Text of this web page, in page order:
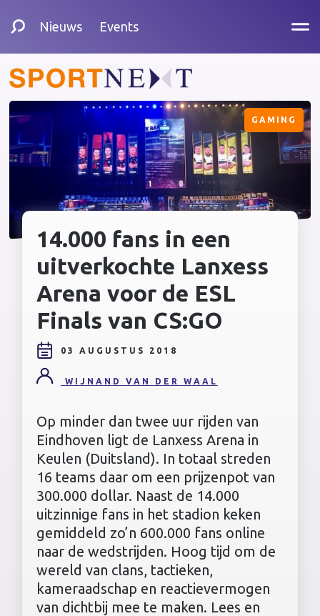
Nieuws Events
GAMING
14.000 fans in een
uitverkochte Lanxess
Arena voor de ESL
Finals van CS:GO
03 AUGUSTUS 2018
WIJNAND VAN DER WAAL
Op minder dan twee uur rijden van
Eindhoven ligt de Lanxess Arena in
Keulen (Duitsland). In totaal streden
16 teams daar om een prijzenpot van
300.000 dollar. Naast de 14.000
uitzinnige fans in het stadion keken
gemiddeld zo’n 600.000 fans online
naar de wedstrijden. Hoog tijd om de
wereld van clans, tactieken,
kameraadschap en reactievermogen
van dichtbij mee te maken. Lees en